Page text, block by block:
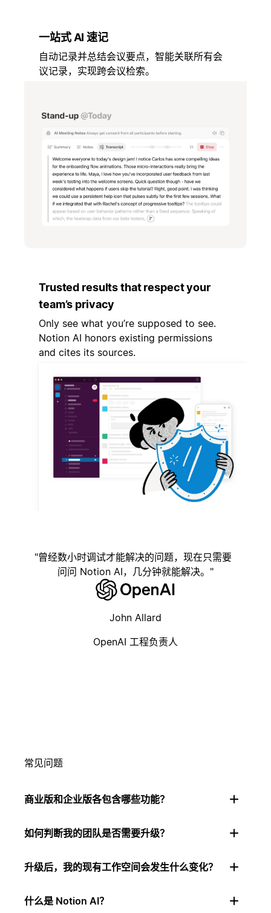
一站式 AI 速记
自动记录并总结会议要点，智能关联所有会
议记录，实现跨会议检索。
Trusted results that respect your
team’s privacy
Only see what you’re supposed to see.
Notion AI honors existing permissions
and cites its sources.
曾经数小时调试才能解决的问题，现在只需要
问问 Notion AI，几分钟就能解决。
John Allard
OpenAI 工程负责人
常见问题
商业版和企业版各包含哪些功能？
如何判断我的团队是否需要升级？
升级后，我的现有工作空间会发生什么变化？
什么是 Notion AI？